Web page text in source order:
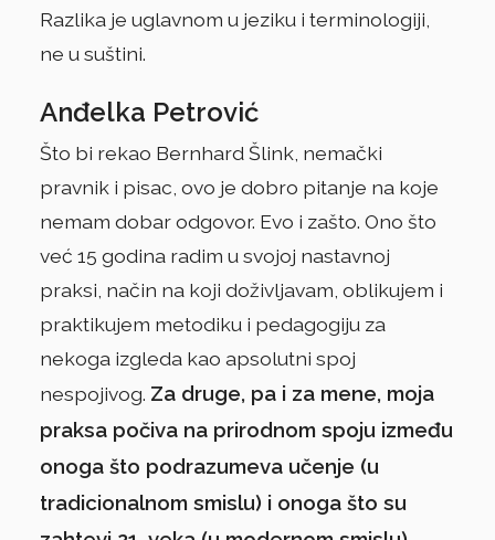
Razlika je uglavnom u jeziku i terminologiji,
ne u suštini.
Anđelka Petrović
Što bi rekao Bernhard Šlink, nemački
pravnik i pisac, ovo je dobro pitanje na koje
nemam dobar odgovor. Evo i zašto. Ono što
već 15 godina radim u svojoj nastavnoj
praksi, način na koji doživljavam, oblikujem i
praktikujem metodiku i pedagogiju za
nekoga izgleda kao apsolutni spoj
nespojivog. Za druge, pa i za mene, moja
praksa počiva na prirodnom spoju između
onoga što podrazumeva učenje (u
tradicionalnom smislu) i onoga što su